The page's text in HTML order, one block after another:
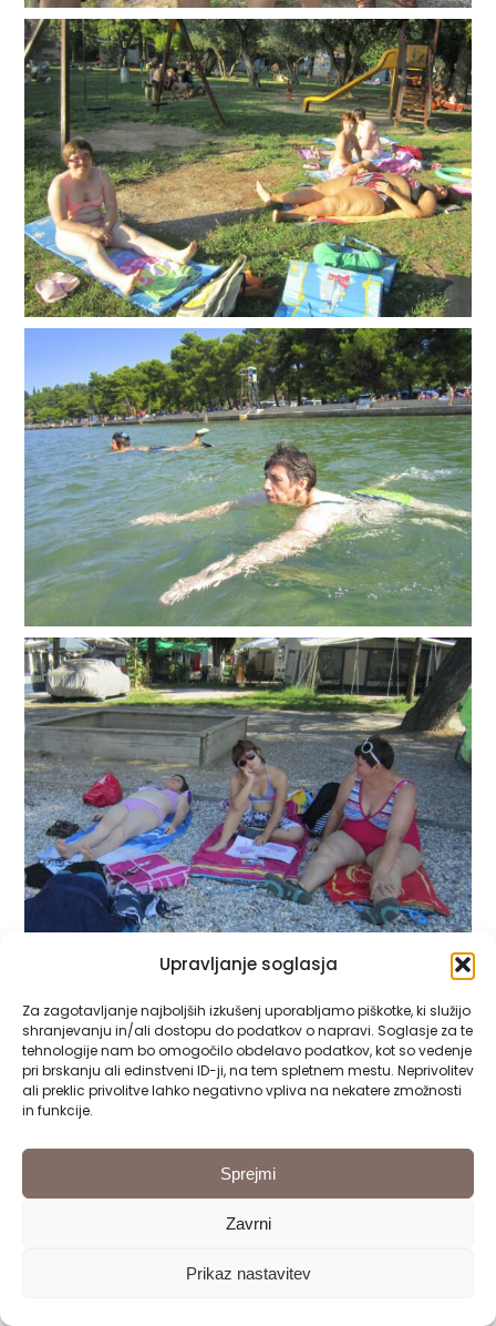
Upravljanje soglasja
Za zagotavljanje najboljših izkušenj uporabljamo piškotke, ki služijo
shranjevanju in/ali dostopu do podatkov o napravi. Soglasje za te
tehnologije nam bo omogočilo obdelavo podatkov, kot so vedenje
pri brskanju ali edinstveni ID-ji, na tem spletnem mestu. Neprivolitev
ali preklic privolitve lahko negativno vpliva na nekatere zmožnosti
in funkcije.
Sprejmi
Zavrni
Prikaz nastavitev